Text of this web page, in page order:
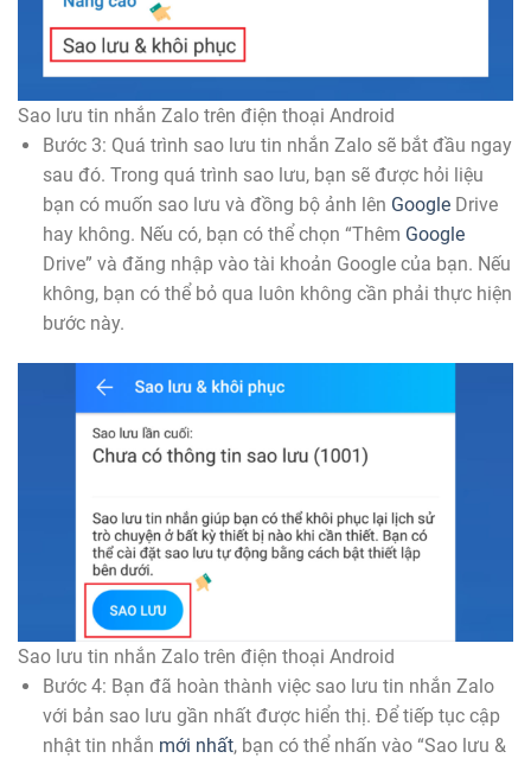
Sao lưu tin nhắn Zalo trên điện thoại Android
Bước 3: Quá trình sao lưu tin nhắn Zalo sẽ bắt đầu ngay
sau đó. Trong quá trình sao lưu, bạn sẽ được hỏi liệu
bạn có muốn sao lưu và đồng bộ ảnh lên GoogleDrive
hay không. Nếu có, bạn có thể chọn “Thêm Google
Drive” và đăng nhập vào tài khoản Google của bạn. Nếu
không, bạn có thể bỏ qua luôn không cần phải thực hiện
bước này.
Sao lưu tin nhắn Zalo trên điện thoại Android
Bước 4: Bạn đã hoàn thành việc sao lưu tin nhắn Zalo
với bản sao lưu gần nhất được hiển thị. Để tiếp tục cập
nhật tin nhắn mới nhất, bạn có thể nhấn vào “Sao lưu &